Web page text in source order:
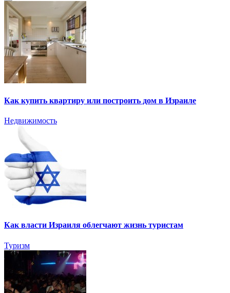
Как купить квартиру или построить дом в Израиле
Недвижимость
Как власти Израиля облегчают жизнь туристам
Туризм